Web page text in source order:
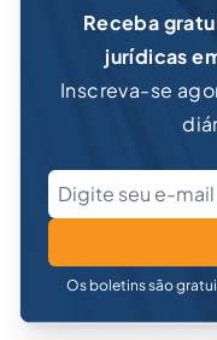
Receba
jurídicas
Inscreva-se
Os boletins são